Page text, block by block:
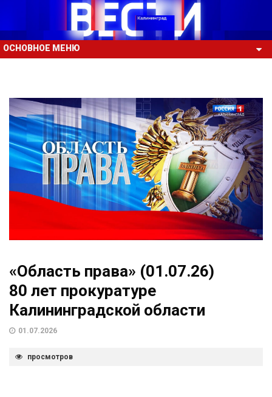
ОСНОВНОЕ МЕНЮ
«Область права» (01.07.26)
80 лет прокуратуре
Калининградской области
01.07.2026
просмотров